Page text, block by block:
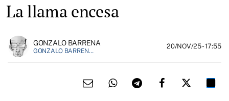
La llama encesa
GONZALO BARRENA
GONZALO BARRENA ES PROFESOR DE FILOSOFÍA Y ESCRITOR
20/NOV/25- 17:55